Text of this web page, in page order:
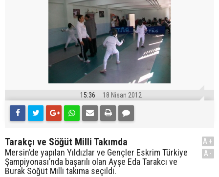
15:36 18 Nisan 2012
Tarakçı ve Söğüt Milli Takımda
Mersin’de yapılan Yıldızlar ve Gençler Eskrim Türkiye
Şampiyonası’nda başarılı olan Ayşe Eda Tarakcı ve
Burak Söğüt Milli takıma seçildi.
A+
A-